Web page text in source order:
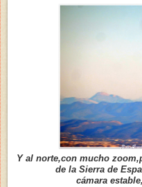
Y al norte,con mucho
de la Sierra de
cámara